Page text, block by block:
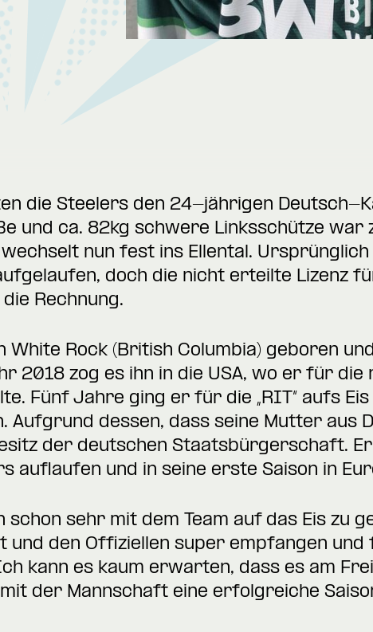
die Steelers den 24-jährigen Deutsch-
und ca. 82kg schwere Linksschütze war
nun fest ins Ellental.
doch die nicht erteilte Lizenz
Rechnung.
Rock (British Columbia) geboren
2018 zog es ihn in die USA, wo er für die
Fünf Jahre ging er für die „RIT“ aufs
Aufgrund dessen, dass seine Mutter aus
der deutschen Staatsbürgerschaft.
auflaufen und in seine erste Saison in
sehr mit dem Team auf das Eis zu
den Offiziellen super empfangen und
kann es kaum erwarten, dass es am
der Mannschaft eine erfolgreiche